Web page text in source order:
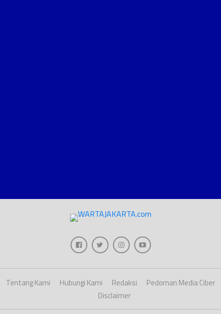
Tentang Kami Hubungi Kami Redaksi
Pedoman Media Ciber
Disclaimer